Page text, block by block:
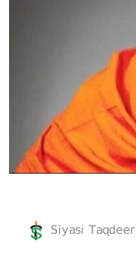
Siyasi Taqdeer